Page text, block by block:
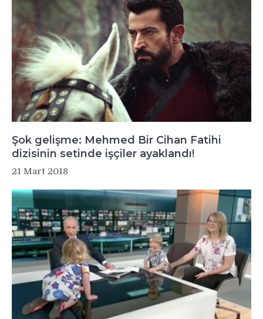
Şok gelişme: Mehmed Bir Cihan Fatihi
dizisinin setinde işçiler ayaklandı!
21 Mart 2018